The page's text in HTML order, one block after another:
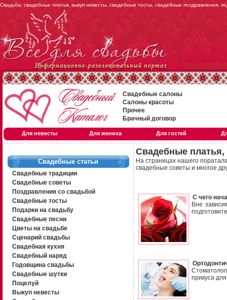
Свадьба: свадебные платья, выкуп невесты, свадебные тосты, свадебные поздравления,
Свадебные салоны
Салоны красоты
Прочее
Брачный договор
Для невесты Для жениха Для гостей
Свадебные статьи
Свадебные традиции
Свадебные советы
Поздравления со свадьбой
Свадебные тосты
Подарки на свадьбу
Свадебные песни
Цветы на свадьбе
Сценарий свадьбы
Свадебная кухня
Свадебный наряд
Годовщина свадьбы
Свадебные шутки
Поцелуй
Выкуп невесты
Свадебные
На страницах нашего
свадебные советы и многое
С чего
Вне
прикуса